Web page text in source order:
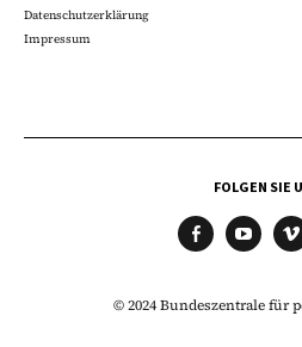
Datenschutzerklärung
Impressum
FOLGEN SIE
facebookyoutube
© 2024 Bundeszentrale für